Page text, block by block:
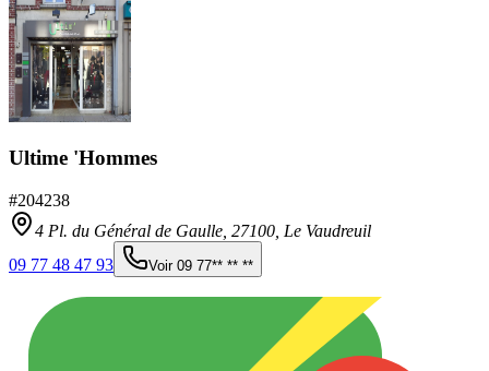
Ultime 'Hommes
#204238
4 Pl. du Général de Gaulle, 27100 Le Vaudreuil
09 77 48 47 93
Voir 09 77** ** **